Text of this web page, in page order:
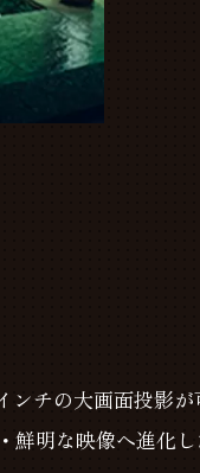
ンチの大画面投影
鮮明な映像へ進化